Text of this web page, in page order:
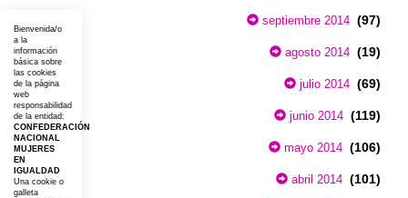
septiembre 2014 (97)
agosto 2014 (19)
julio 2014 (69)
junio 2014 (119)
mayo 2014 (106)
abril 2014 (101)
Bienvenida/o
a la
información
básica sobre
las cookies
de la página
web
responsabilidad
de la entidad:
CONFEDERACIÓN
NACIONAL
MUJERES
EN
IGUALDAD
Una cookie o
galleta